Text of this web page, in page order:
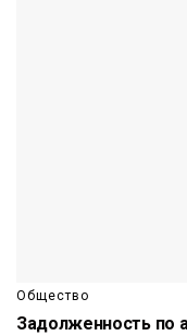
Общество
Задолженность по